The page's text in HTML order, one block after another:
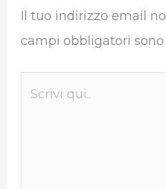
Il tuo indirizzo email
campi obbligatori